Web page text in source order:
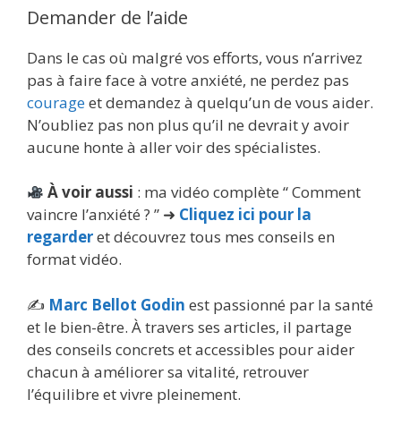
Demander de l’aide
Dans le cas où malgré vos efforts, vous n’arrivez
pas à faire face à votre anxiété, ne perdez pas
courageet demandez à quelqu’un de vous aider.
N’oubliez pas non plus qu’il ne devrait y avoir
aucune honte à aller voir des spécialistes.
À voir aussi : ma vidéo complète “ Comment
vaincre l’anxiété ? ” ➜ Cliquez ici pour la
regarderet découvrez tous mes conseils en
format vidéo.
✍️ Marc Bellot Godin est passionné par la santé
et le bien-être. À travers ses articles, il partage
des conseils concrets et accessibles pour aider
chacun à améliorer sa vitalité, retrouver
l’équilibre et vivre pleinement.